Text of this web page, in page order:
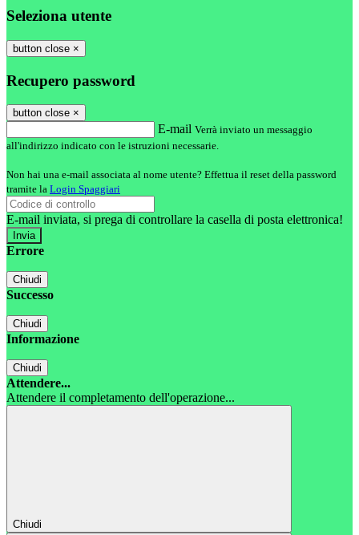
Seleziona utente
button close ×
Recupero password
button close ×
E-mail Verrà inviato un messaggio
all'indirizzo indicato con le istruzioni necessarie.
Non hai una e-mail associata al nome utente? Effettua il reset della password
tramite la Login Spaggiari
E-mail inviata, si prega di controllare la casella di posta elettronica!
Errore
Chiudi
Successo
Chiudi
Informazione
Chiudi
Attendere...
Attendere il completamento dell'operazione...
Chiudi